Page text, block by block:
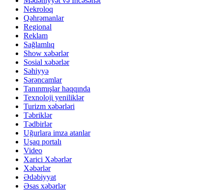
Nekroloq
Qəhrəmanlar
Regional
Reklam
Sağlamlıq
Show xəbərlər
Sosial xəbərlər
Səhiyyə
Sərəncamlar
Tanınmışlar haqqında
Texnoloji yeniliklər
Turizm xəbərləri
Təbriklər
Tədbirlər
Uğurlara imza atanlar
Uşaq portalı
Video
Xarici Xəbərlər
Xəbərlər
Ədəbiyyat
Əsas xəbərlər